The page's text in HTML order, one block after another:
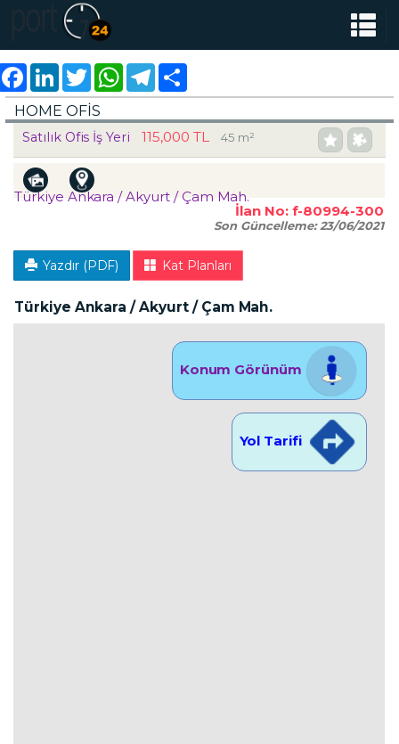
FacebookLinkedInTwitter WhatsAppTelegram
HOME OFIS
Satılık Ofis İş Yeri 115,000 TL 45 m²
Türkiye Ankara / Akyurt/ Çam Mah.
İlan No: f-80994-300
Son Güncelleme:23/06/2021
Yazdır (PDF) Kat Planları
Türkiye Ankara / Akyurt/ Çam Mah.
Konum Görünüm
Yol Tarifi